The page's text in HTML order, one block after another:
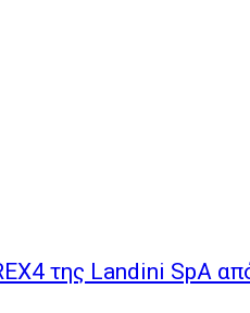
της Landini SpA